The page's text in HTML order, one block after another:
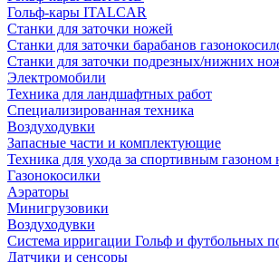
Гольф-кары ITALCAR
Станки для заточки ножей
Станки для заточки барабанов
Станки для заточки подрезных/нижних
Электромобили
Техника для ландшафтных работ
Специализированная техника
Воздуходувки
Запасные части и комплектующие
Техника для ухода за спортивным газоном
Газонокосилки
Аэраторы
Минигрузовики
Воздуходувки
Система ирригации Гольф и футбольных
Датчики и сенсоры